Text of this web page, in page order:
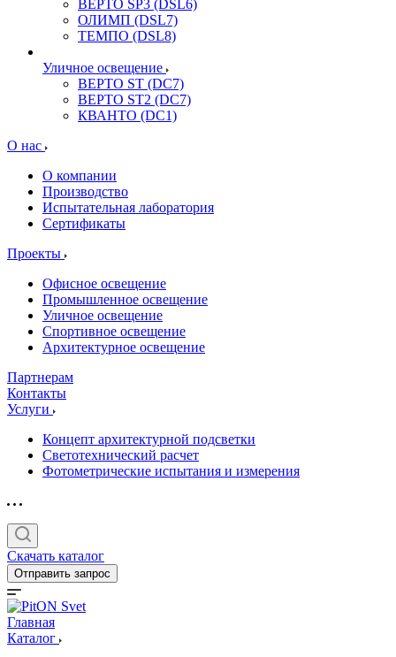
ВЕРТО SP3 (DSL6)
ОЛИМП (DSL7)
ТЕМПО (DSL8)
Уличное освещение
ВЕРТО ST (DC7)
ВЕРТО ST2 (DC7)
КВАНТО (DC1)
О нас
О компании
Производство
Испытательная лаборатория
Сертификаты
Проекты
Офисное освещение
Промышленное освещение
Уличное освещение
Спортивное освещение
Архитектурное освещение
Партнерам
Контакты
Услуги
Концепт архитектурной подсветки
Светотехнический расчет
Фотометрические испытания и измерения
Скачать каталог
Отправить запрос
Главная
Каталог